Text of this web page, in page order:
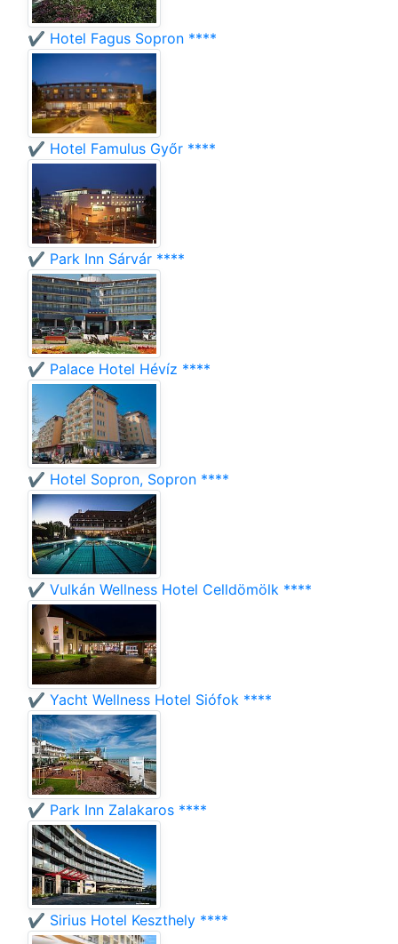
✔️ Hotel Fagus Sopron ****
✔️ Hotel Famulus Győr ****
✔️ Park Inn Sárvár ****
✔️ Palace Hotel Hévíz ****
✔️ Hotel Sopron, Sopron ****
✔️ Vulkán Wellness Hotel Celldömölk ****
✔️ Yacht Wellness Hotel Siófok ****
✔️ Park Inn Zalakaros ****
✔️ Sirius Hotel Keszthely ****